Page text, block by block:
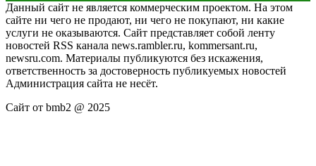
Данный сайт не является коммерческим проектом. На этом
сайте ни чего не продают, ни чего не покупают, ни какие
услуги не оказываются. Сайт представляет собой ленту
новостей RSS канала news.rambler.ru, kommersant.ru,
newsru.com. Материалы публикуются без искажения,
ответственность за достоверность публикуемых новостей
Администрация сайта не несёт.
Сайт от bmb2 @ 2025